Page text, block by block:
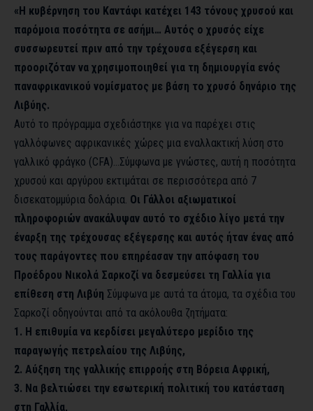
«Η κυβέρνηση του Καντάφι κατέχει 143 τόνους χρυσού και
παρόμοια ποσότητα σε ασήμι… Αυτός ο χρυσός είχε
συσσωρευτεί πριν από την τρέχουσα εξέγερση και
προοριζόταν να χρησιμοποιηθεί για τη δημιουργία ενός
παναφρικανικού νομίσματος με βάση το χρυσό δηνάριο της
Λιβύης.
Αυτό το πρόγραμμα σχεδιάστηκε για να παρέχει στις
γαλλόφωνες αφρικανικές χώρες μια εναλλακτική λύση στο
γαλλικό φράγκο (CFA)…Σύμφωνα με γνώστες, αυτή η ποσότητα
χρυσού και αργύρου εκτιμάται σε περισσότερα από 7
δισεκατομμύρια δολάρια. Οι Γάλλοι αξιωματικοί
πληροφοριών ανακάλυψαν αυτό το σχέδιο λίγο μετά την
έναρξη της τρέχουσας εξέγερσης και αυτός ήταν ένας από
τους παράγοντες που επηρέασαν την απόφαση του
Προέδρου Νικολά Σαρκοζί να δεσμεύσει τη Γαλλία για
επίθεση στη Λιβύη Σύμφωνα με αυτά τα άτομα, τα σχέδια του
Σαρκοζί οδηγούνται από τα ακόλουθα ζητήματα:
1. Η επιθυμία να κερδίσει μεγαλύτερο μερίδιο της
παραγωγής πετρελαίου της Λιβύης,
2. Αύξηση της γαλλικής επιρροής στη Βόρεια Αφρική,
3. Να βελτιώσει την εσωτερική πολιτική του κατάσταση
στη Γαλλία,